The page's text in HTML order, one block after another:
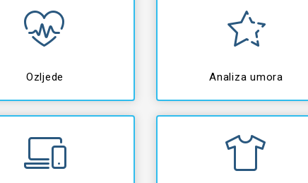
Ozljede Analiza umora